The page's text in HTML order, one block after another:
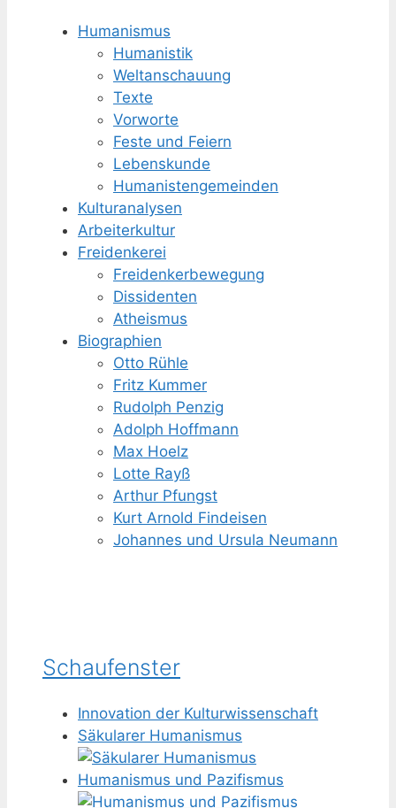
Humanismus
Humanistik
Weltanschauung
Texte
Vorworte
Feste und Feiern
Lebenskunde
Humanisten­gemeinden
Kulturanalysen
Arbeiterkultur
Freidenkerei
Freidenker­bewegung
Dissidenten
Atheismus
Biographien
Otto Rühle
Fritz Kummer
Rudolph Penzig
Adolph Hoffmann
Max Hoelz
Lotte Rayß
Arthur Pfungst
Kurt Arnold Findeisen
Johannes und Ursula Neumann
Schaufenster
Innovation der Kulturwissenschaft
Säkularer Humanismus
Humanismus und Pazifismus